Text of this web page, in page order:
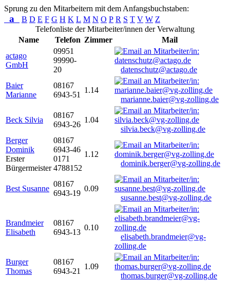
Sprung zu den Mitarbeitern mit dem Anfangsbuchstaben:
a B D E F G H K L M N O P R S T V W Z
Telefonliste der Mitarbeiter/innen der Verwaltung
Name
Telefon Zimmer
Mail
actago
GmbH
09951
99990-
20
datenschutz@actago.de
Baier
Marianne
08167
6943-51
1.14
marianne.baier@vg-zolling.de
Beck Silvia
08167
6943-26
1.04
silvia.beck@vg-zolling.de
Berger
Dominik
Erster
Bürgermeister
08167
6943-46
0171
4788152
1.12
dominik.berger@vg-zolling.de
Best Susanne
08167
6943-19
0.09
susanne.best@vg-zolling.de
Brandmeier
Elisabeth
08167
6943-13
0.10
elisabeth.brandmeier@vg-
zolling.de
Burger
Thomas
08167
6943-21
1.09
thomas.burger@vg-zolling.de